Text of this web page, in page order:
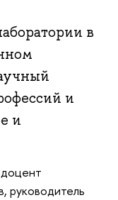
в
и
и
руководитель